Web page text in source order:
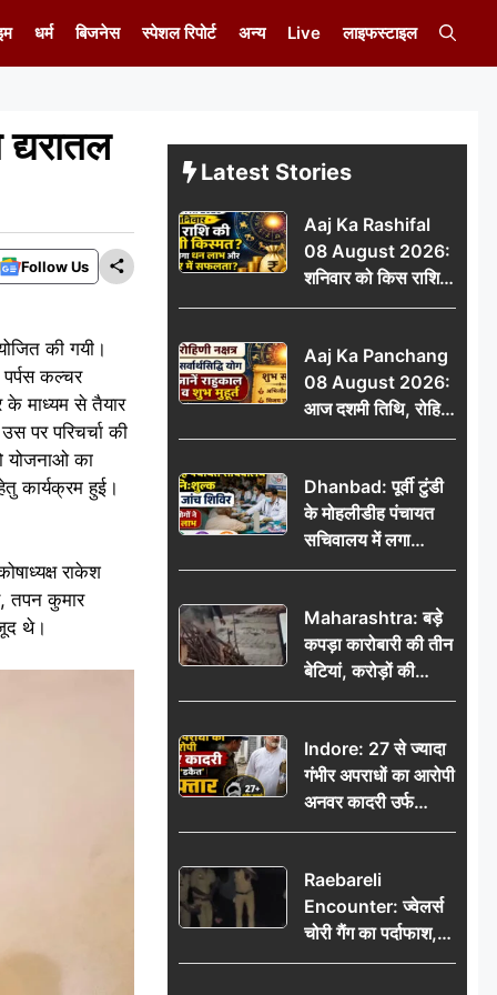
धर्म बिजनेस स्पेशल रिपोर्ट अन्य Live लाइफस्टाइल
Follow Us
की गयी।
पर्पस कल्चर
के माध्यम से तैयार
पर परिचर्चा की
योजनाओ का
कार्यक्रम हुई।
राकेश
तपन कुमार
थे।
Latest Stories
Aaj Ka Rashifal
08 August 2026:
शनिवार को किस राशि
की चमकेगी किस्मत,
और करियर में सफलता?
Aaj Ka Panchang
08 August 2026:
आज दशमी तिथि, रोहिणी
नक्षत्र और सर्वार्थसिद्धि
शुभ मुहूर्त
Dhanbad: पूर्वी टुंडी
के मोहलीडीह पंचायत
सचिवालय में लगा
निःशुल्क स्वास्थ्य जांच
उठाया लाभ
Maharashtra: बड़े
कपड़ा कारोबारी की तीन
बेटियां, करोड़ों की
कमाई… फिर भी पिता
अंतिम दिन, 5100 रुपये
भेजकर कहा– अंतिम
संस्कार कर दीजिए हम
नहीं आ पाएंगे
Indore: 27 से ज्यादा
गंभीर अपराधों का आरोपी
अनवर कादरी उर्फ
‘डकैत’ गिरफ्तार, इंदौर
Raebareli
Encounter: ज्वेलर्स
चोरी गैंग का पर्दाफाश,
पुलिस मुठभेड़ में दो